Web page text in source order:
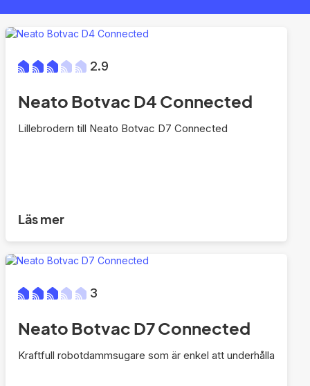
2.9
Neato Botvac D4 Connected
Lillebrodern till Neato Botvac D7 Connected
Läs mer
3
Neato Botvac D7 Connected
Kraftfull robotdammsugare som är enkel att underhålla